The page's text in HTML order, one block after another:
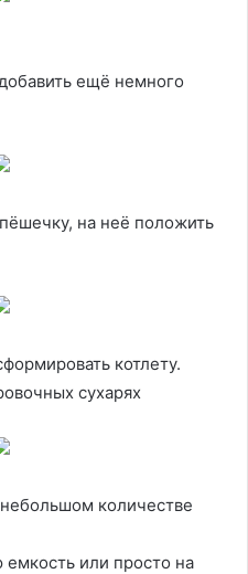
ещё немного
на неё положить
котлету.
сухарях
количестве
или просто на